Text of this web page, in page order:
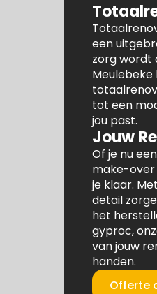
een
zorg wordt
tot een
jou past.
Jouw
Of je nu
make-over
je klaar.
detail
het
gyproc,
van jouw
handen.
Offerte